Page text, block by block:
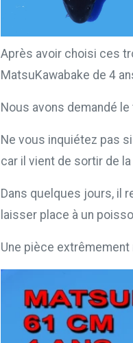
Après avoir choisi ces
MatsuKawabake de 4
Nous avons demandé
Ne vous inquiétez pas
car il vient de sortir de
Dans quelques jours, il
laisser place à un
Une pièce